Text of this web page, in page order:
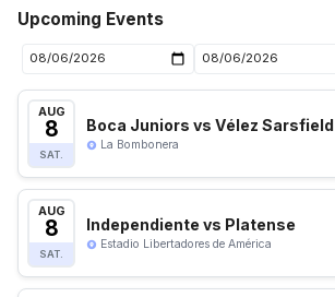
Upcoming Events
AUG
8
SAT.
Boca Juniors vs Vélez Sarsfield
La Bombonera
AUG
8
SAT.
Independiente vs Platense
Estadio Libertadores de América